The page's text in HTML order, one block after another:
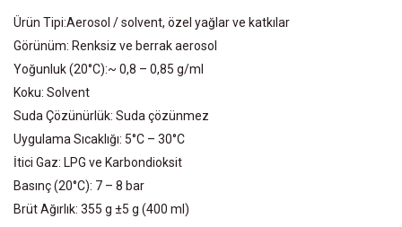
Ürün Tipi:Aerosol / solvent, özel yağlar ve katkılar
Görünüm: Renksiz ve berrak aerosol
Yoğunluk (20°C):~ 0,8 – 0,85 g/ml
Koku: Solvent
Suda Çözünürlük: Suda çözünmez
Uygulama Sıcaklığı: 5°C – 30°C
İtici Gaz: LPG ve Karbondioksit
Basınç (20°C): 7 – 8 bar
Brüt Ağırlık: 355 g ±5 g (400 ml)